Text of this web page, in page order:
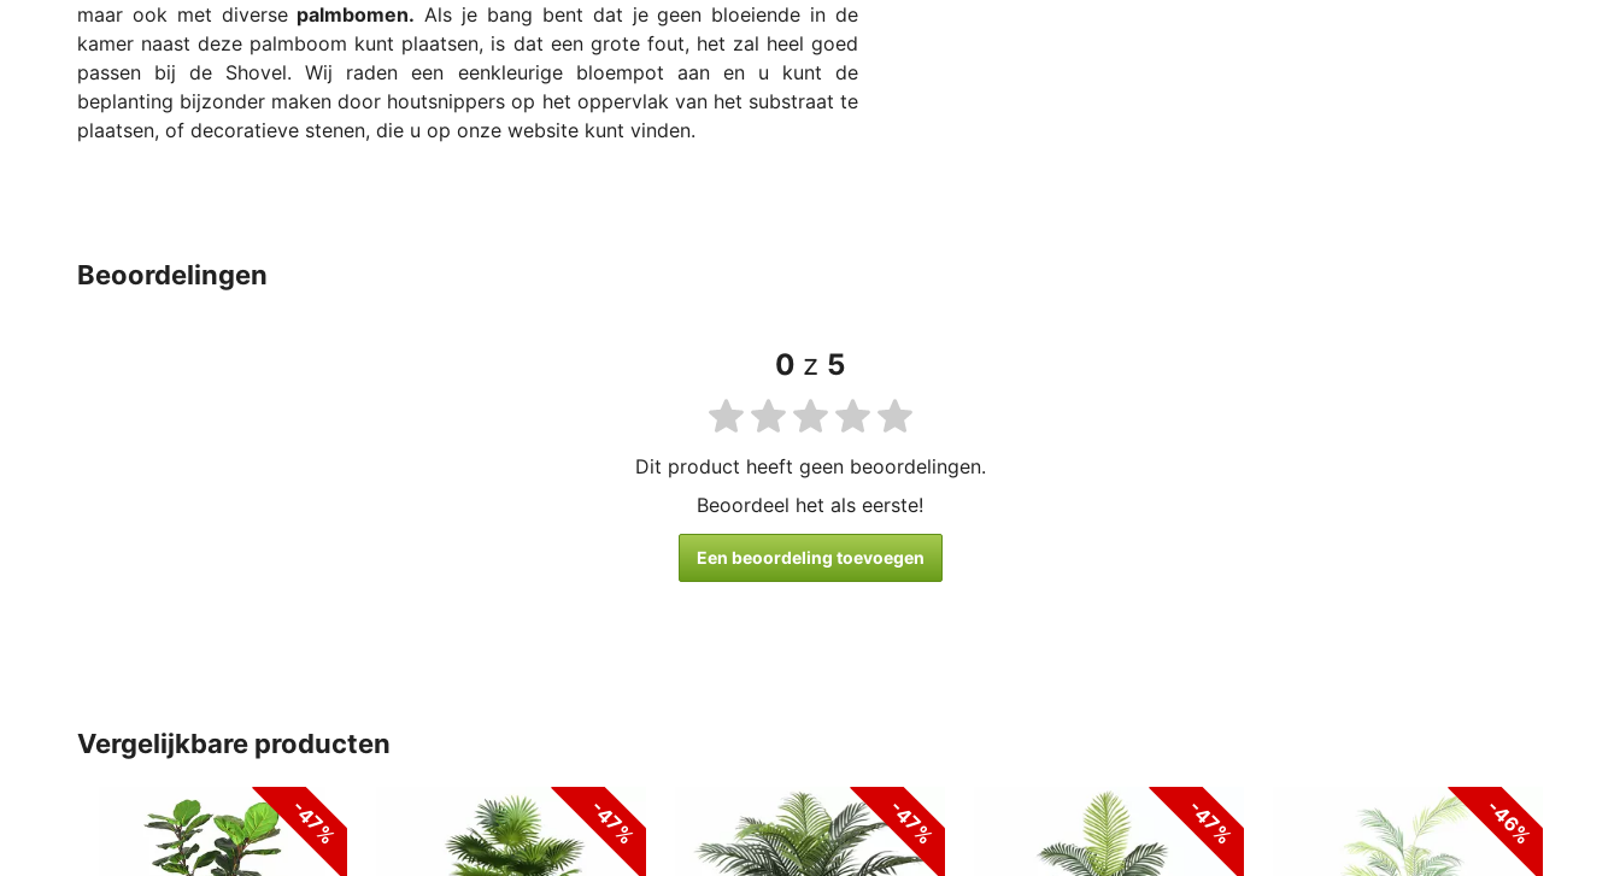
maar ook met diverse palmbomen. Als je bang bent dat je geen bloeiende in de
kamer naast deze palmboom kunt plaatsen, is dat een grote fout, het zal heel goed
passen bij de Shovel. Wij raden een eenkleurige bloempot aan en u kunt de
beplanting bijzonder maken door houtsnippers op het oppervlak van het substraat te
plaatsen, of decoratieve stenen, die u op onze website kunt vinden.
beoordelingen
0 z 5
Dit product heeft geen beoordelingen.
Beoordeel het als eerste!
Een beoordeling toevoegen
vergelijkbare producten
-47% -47% -47% -47% -46%